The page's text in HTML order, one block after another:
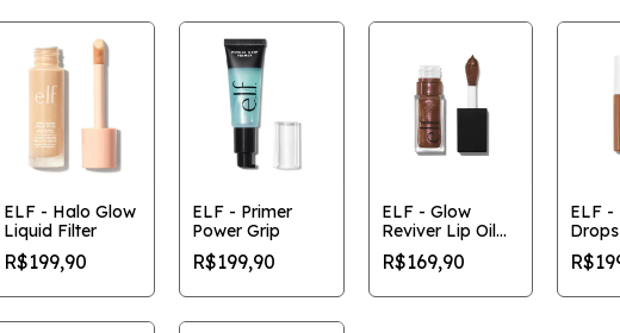
ELF - Halo Glow
Liquid Filter
R$199,90
ELF - Primer
Power Grip
R$199,90
ELF - Glow
Reviver Lip Oil
Glimmer
R$169,90
ELF -
Drops